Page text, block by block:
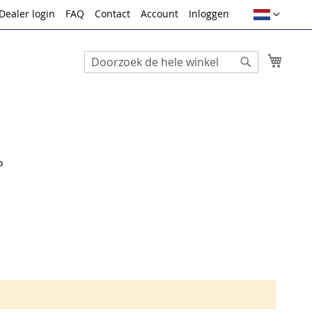
Taal
Dealer login FAQ Contact Account Inloggen
Search